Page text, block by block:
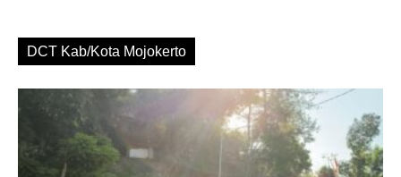
DCT Kab/Kota Mojokerto